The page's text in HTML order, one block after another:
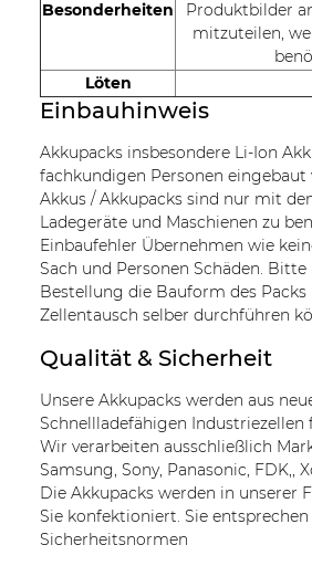
Besonderheiten
Produktbilder
mitzuteilen,
Löten
Einbauhinweis
Akkupacks insbesondere Li-Ion
fachkundigen Personen eingebaut
Akkus / Akkupacks sind nur mit
Ladegeräte und Maschienen zu
Einbaufehler Übernehmen wie
Sach und Personen Schäden.
Bestellung die Bauform des Packs
Zellentausch selber durchführen
Qualität & Sicherheit
Unsere Akkupacks werden aus
Schnellladefähigen Industriezellen
Wir verarbeiten ausschließlich
Samsung, Sony, Panasonic, FDK,,
Die Akkupacks werden in unserer
Sie konfektioniert. Sie
Sicherheitsnormen